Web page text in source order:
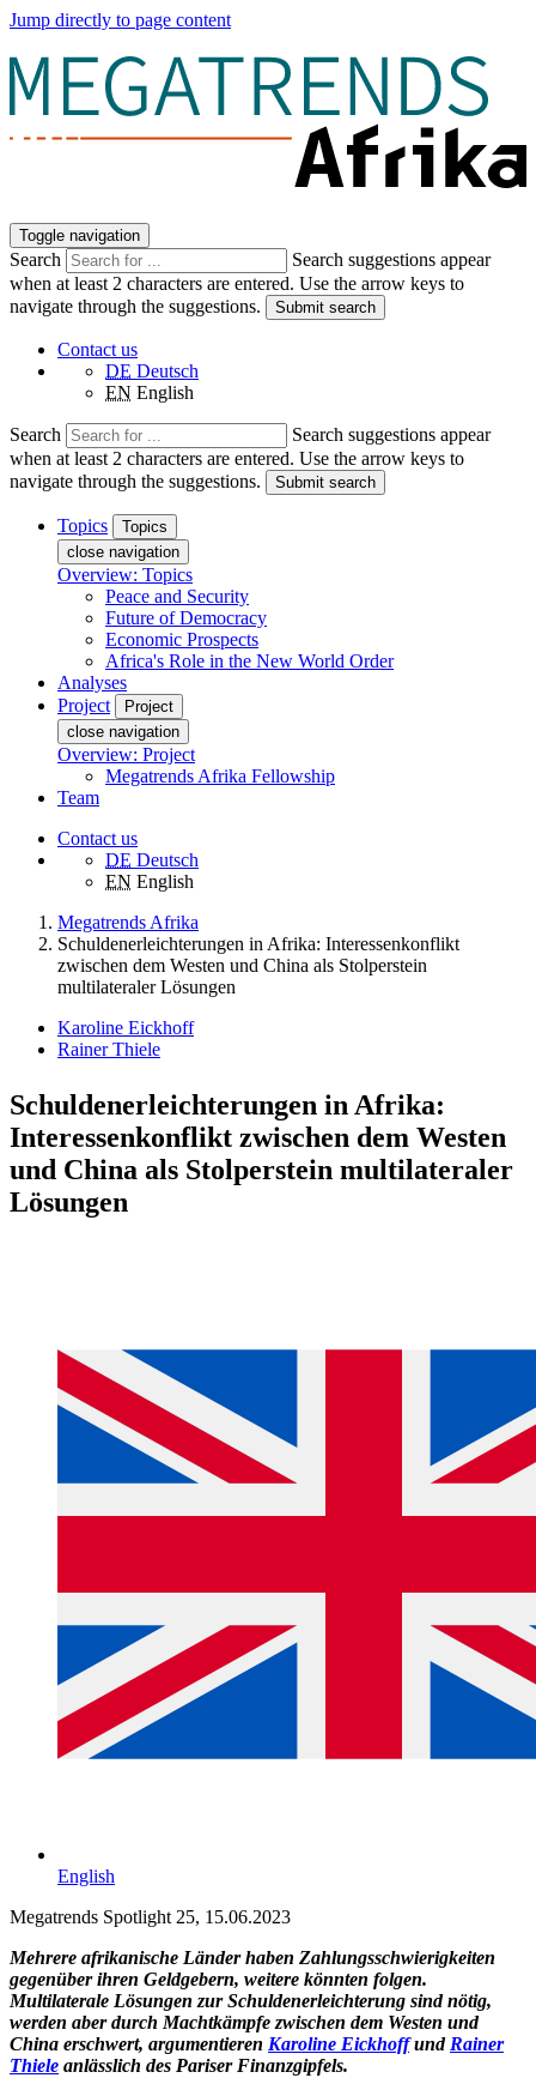
Jump directly to page content
Toggle navigation
Search
Search suggestions appear
when at least 2 characters are entered. Use the arrow keys to
navigate through the suggestions.
Submit search
Contact us
DE Deutsch
EN English
Search
Search suggestions appear
when at least 2 characters are entered. Use the arrow keys to
navigate through the suggestions.
Submit search
Topics
Topics
close navigation
Overview: Topics
Peace and Security
Future of Democracy
Economic Prospects
Africa's Role in the New World Order
Analyses
Project
Project
close navigation
Overview: Project
Megatrends Afrika Fellowship
Team
Contact us
DE Deutsch
EN English
Megatrends Afrika
Schuldenerleichterungen in Afrika: Interessenkonflikt
zwischen dem Westen und China als Stolperstein
multilateraler Lösungen
Karoline Eickhoff
Rainer Thiele
Schuldenerleichterungen in Afrika:
Interessenkonflikt zwischen dem Westen
und China als Stolperstein multilateraler
Lösungen
English
Megatrends Spotlight 25, 15.06.2023
Mehrere afrikanische Länder haben Zahlungsschwierigkeiten
gegenüber ihren Geldgebern, weitere könnten folgen.
Multilaterale Lösungen zur Schuldenerleichterung sind nötig,
werden aber durch Machtkämpfe zwischen dem Westen und
China erschwert, argumentieren Karoline Eickhoffund Rainer
Thiele anlässlich des Pariser Finanzgipfels.